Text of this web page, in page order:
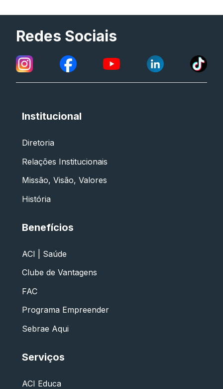
Redes Sociais
Institucional
Diretoria
Relações Institucionais
Missão, Visão, Valores
História
Benefícios
ACI | Saúde
Clube de Vantagens
FAC
Programa Empreender
Sebrae Aqui
Serviços
ACI Educa